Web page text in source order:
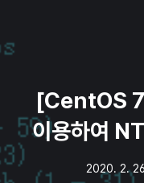
[CentOS
이용하여
2020. 2.